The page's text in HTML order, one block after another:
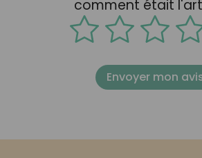
comment était
Envoyer mon